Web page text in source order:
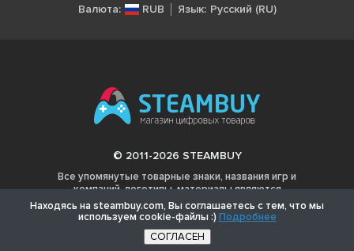
Валюта: RUB Язык: Русский (RU)
© 2011-2026 STEAMBUY
Все упомянутые товарные знаки, названия игр и
компаний, логотипы, материалы являются
собственностью соответствующих владельцев.
Находясь на steambuy.com, Вы соглашаетесь с тем, что мы
используем cookie-файлы :) Подробнее